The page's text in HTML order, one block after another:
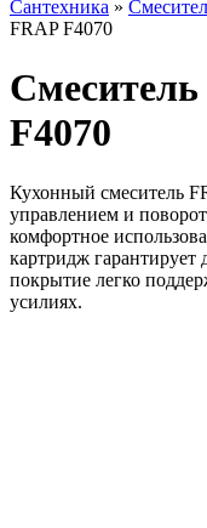
Сантехника »
FRAP F4070
F4070
Кухонный смеситель
управлением и
комфортное
картридж гарантирует
покрытие легко
усилиях.